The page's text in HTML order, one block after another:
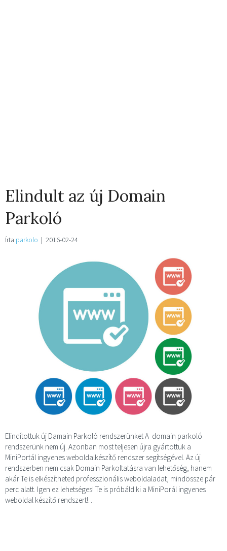
Elindult az új Domain
Parkoló
Írta parkolo | 2016-02-24
Elindítottuk új Damain Parkoló rendszerünket A domain parkoló
rendszerünk nem új. Azonban most teljesen újra gyártottuk a
MiniPortál ingyenes weboldalkészítő rendszer segítségével. Az új
rendszerben nem csak Domain Parkoltatásra van lehetőség, hanem
akár Te is elkészítheted professzionális weboldaladat, mindössze pár
perc alatt. Igen ez lehetséges! Te is próbáld ki a MiniPorál ingyenes
weboldal készítő rendszert!…